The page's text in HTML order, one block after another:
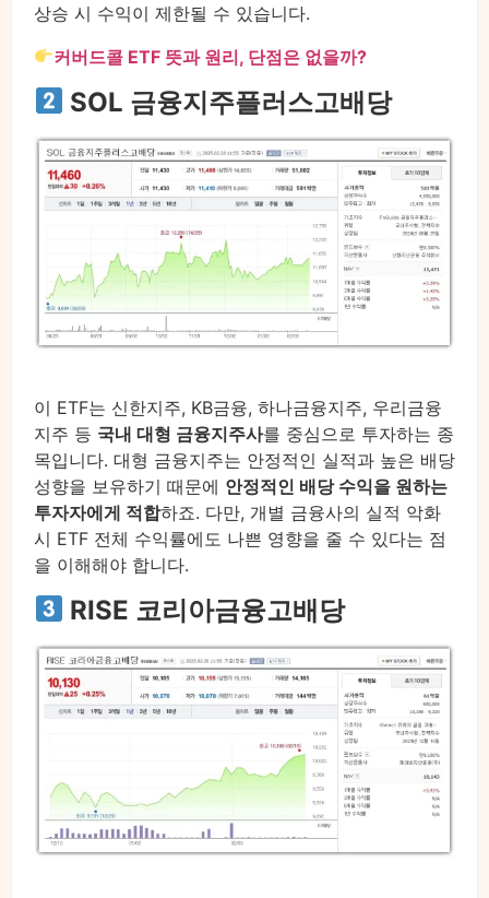
상승 시 수익이 제한될 수 있습니다.
커버드콜 ETF 뜻과 원리, 단점은 없을까?
SOL 금융지주플러스고배당
이 ETF는 신한지주, KB금융, 하나금융지주, 우리금융
지주 등 국내 대형 금융지주사를 중심으로 투자하는 종
목입니다. 대형 금융지주는 안정적인 실적과 높은 배당
성향을 보유하기 때문에 안정적인 배당 수익을 원하는
투자자에게 적합하죠. 다만, 개별 금융사의 실적 악화
시 ETF 전체 수익률에도 나쁜 영향을 줄 수 있다는 점
을 이해해야 합니다.
RISE 코리아금융고배당